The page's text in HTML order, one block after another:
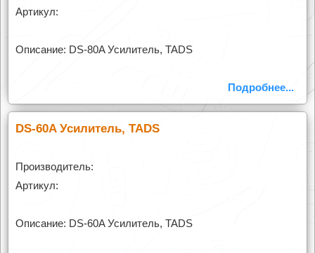
Артикул:
Описание: DS-80A Усилитель, TADS
Подробнее...
DS-60A Усилитель, TADS
Производитель:
Артикул:
Описание: DS-60A Усилитель, TADS